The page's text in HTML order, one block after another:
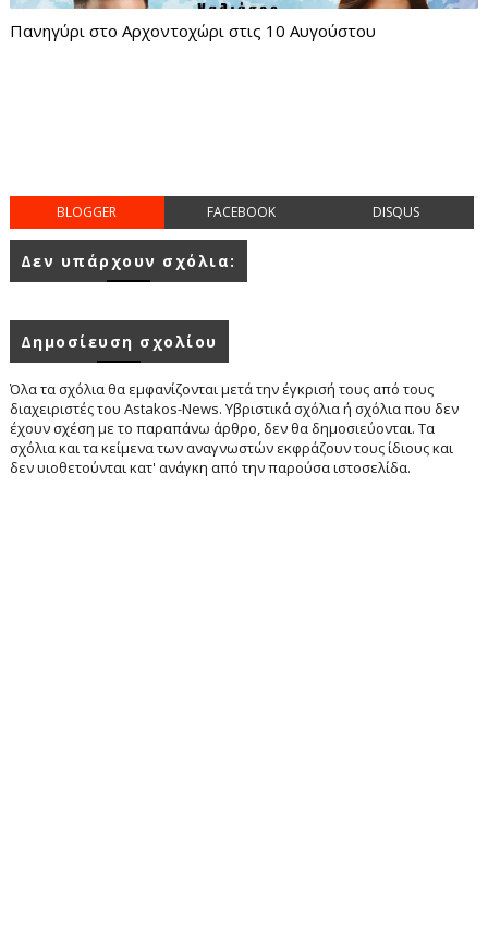
Πανηγύρι στο Αρχοντοχώρι στις 10 Αυγούστου
BLOGGER FACEBOOK DISQUS
Δεν υπάρχουν σχόλια:
Δημοσίευση σχολίου
Όλα τα σχόλια θα εμφανίζονται μετά την έγκρισή τους από τους
διαχειριστές του Astakos-News. Υβριστικά σχόλια ή σχόλια που δεν
έχουν σχέση με το παραπάνω άρθρο, δεν θα δημοσιεύονται. Τα
σχόλια και τα κείμενα των αναγνωστών εκφράζουν τους ίδιους και
δεν υιοθετούνται κατ' ανάγκη από την παρούσα ιστοσελίδα.